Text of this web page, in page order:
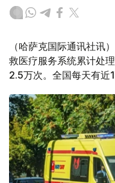
（哈萨克国际通讯社讯
救医疗服务系统累计处
2.5万次。全国每天有近